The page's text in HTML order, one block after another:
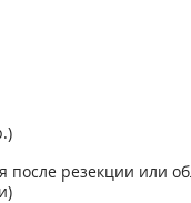
резекции или